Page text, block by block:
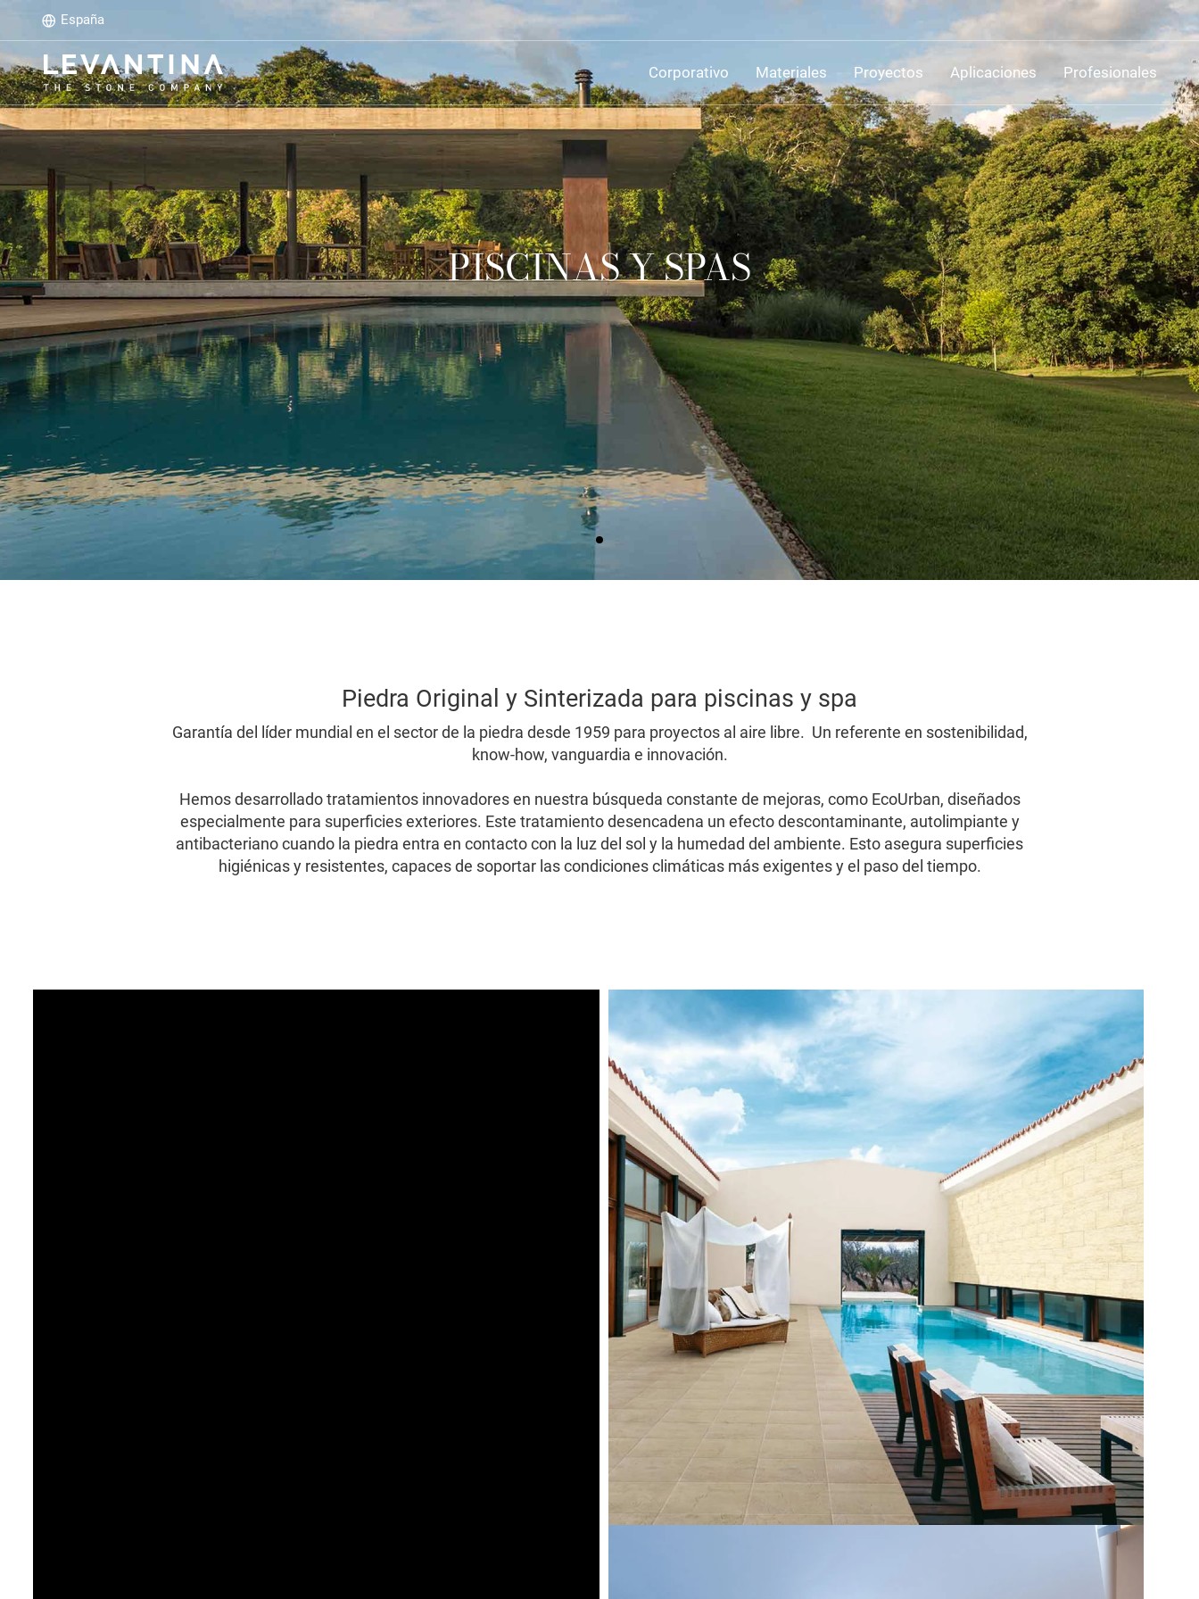
España
Corporativo Materiales Proyectos Aplicaciones Profesionales
PISCINAS Y SPAS
Piedra Original y Sinterizada para piscinas y spa
Garantía del líder mundial en el sector de la piedra desde 1959 para proyectos al aire libre. Un referente en sostenibilidad,
know-how, vanguardia e innovación.
Hemos desarrollado tratamientos innovadores en nuestra búsqueda constante de mejoras, como EcoUrban, diseñados
especialmente para superficies exteriores. Este tratamiento desencadena un efecto descontaminante, autolimpiante y
antibacteriano cuando la piedra entra en contacto con la luz del sol y la humedad del ambiente. Esto asegura superficies
higiénicas y resistentes, capaces de soportar las condiciones climáticas más exigentes y el paso del tiempo.